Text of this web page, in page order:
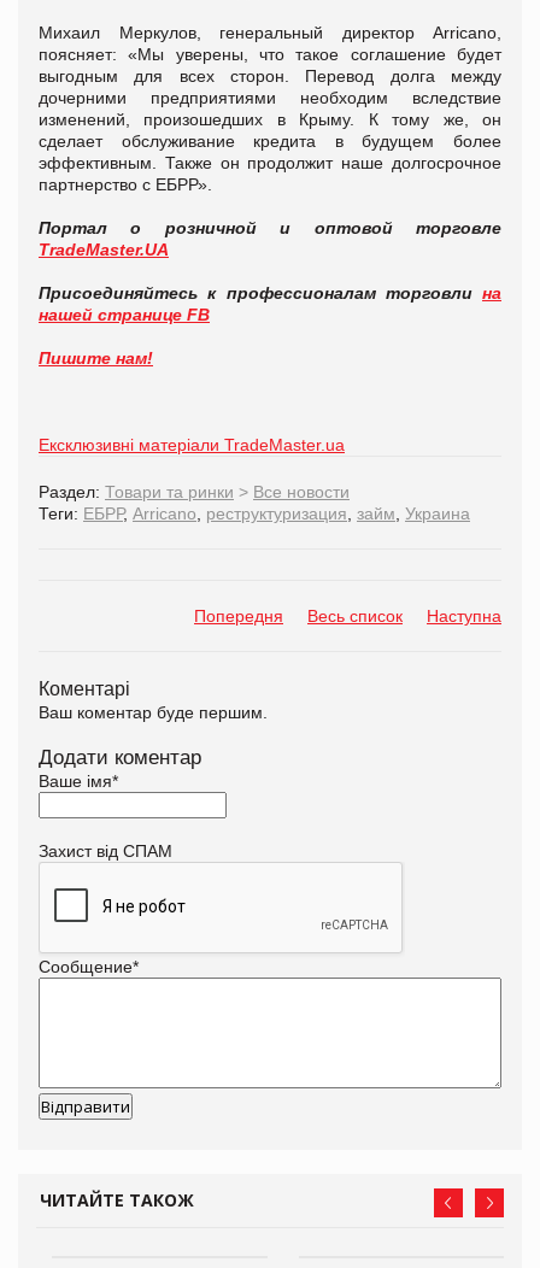
Михаил Меркулов, генеральный директор Arricano,
поясняет: «Мы уверены, что такое соглашение будет
выгодным для всех сторон. Перевод долга между
дочерними предприятиями необходим вследствие
изменений, произошедших в Крыму. К тому же, он
сделает обслуживание кредита в будущем более
эффективным. Также он продолжит наше долгосрочное
партнерство с ЕБРР».
Портал о розничной и оптовой торговле
TradeMaster.UA
Присоединяйтесь к профессионалам торговли на
нашей странице FB
Пишите нам!
Ексклюзивні матеріали TradeMaster.ua
Раздел: Товари та ринки > Все новости
Теги: ЕБРР, Arricano реструктуризация займ Украина
Попередня Весь список Наступна
Коментарі
Ваш коментар буде першим.
Додати коментар
Ваше імя*
Захист від СПАМ
Сообщение*
ЧИТАЙТЕ ТАКОЖ